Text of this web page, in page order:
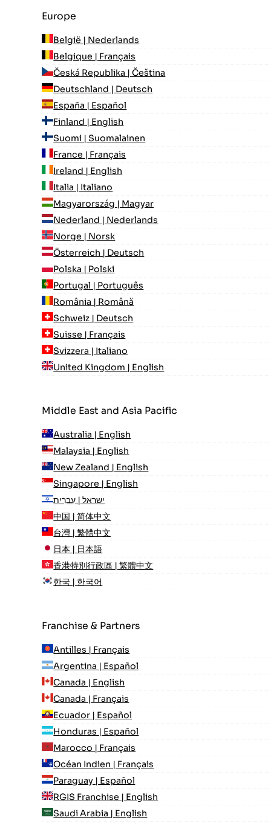
Europe
België | Nederlands
Belgique | Français
Česká Republika | Čeština
Deutschland | Deutsch
España | Español
Finland | English
Suomi | Suomalainen
France | Français
Ireland | English
Italia | Italiano
Magyarország | Magyar
Nederland | Nederlands
Norge | Norsk
Österreich | Deutsch
Polska | Polski
Portugal | Português
România | Română
Schweiz | Deutsch
Suisse | Français
Svizzera | Italiano
United Kingdom | English
Middle East and Asia Pacific
Australia | English
Malaysia | English
New Zealand | English
Singapore | English
ישראל | עִברִית
中国 | 简体中文
台灣 | 繁體中文
日本 | 日本語
香港特別行政區 | 繁體中文
한국 | 한국어
Franchise & Partners
Antilles | Français
Argentina | Español
Canada | English
Canada | Français
Ecuador | Español
Honduras | Español
Marocco | Français
Océan Indien | Français
Paraguay | Español
RGIS Franchise | English
Saudi Arabia | English